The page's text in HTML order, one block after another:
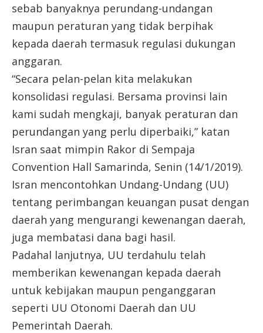
sebab banyaknya perundang-undangan
maupun peraturan yang tidak berpihak
kepada daerah termasuk regulasi dukungan
anggaran.
“Secara pelan-pelan kita melakukan
konsolidasi regulasi. Bersama provinsi lain
kami sudah mengkaji, banyak peraturan dan
perundangan yang perlu diperbaiki,” katan
Isran saat mimpin Rakor di Sempaja
Convention Hall Samarinda, Senin (14/1/2019).
Isran mencontohkan Undang-Undang (UU)
tentang perimbangan keuangan pusat dengan
daerah yang mengurangi kewenangan daerah,
juga membatasi dana bagi hasil.
Padahal lanjutnya, UU terdahulu telah
memberikan kewenangan kepada daerah
untuk kebijakan maupun penganggaran
seperti UU Otonomi Daerah dan UU
Pemerintah Daerah.